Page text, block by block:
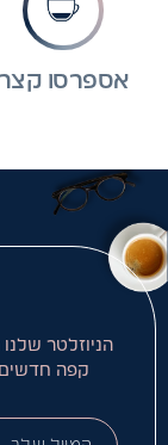
אספרסו קצר
הניוזלטר
קפה חדשים